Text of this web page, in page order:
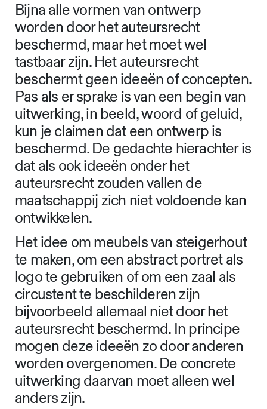
Bijna alle vormen van ontwerp
worden door het auteursrecht
beschermd, maar het moet wel
tastbaar zijn. Het auteursrecht
beschermt geen ideeën of concepten.
Pas als er sprake is van een begin van
uitwerking, in beeld, woord of geluid,
kun je claimen dat een ontwerp is
beschermd. De gedachte hierachter is
dat als ook ideeën onder het
auteursrecht zouden vallen de
maatschappij zich niet voldoende kan
ontwikkelen.
Het idee om meubels van steigerhout
te maken, om een abstract portret als
logo te gebruiken of om een zaal als
circustent te beschilderen zijn
bijvoorbeeld allemaal niet door het
auteursrecht beschermd. In principe
mogen deze ideeën zo door anderen
worden overgenomen. De concrete
uitwerking daarvan moet alleen wel
anders zijn.